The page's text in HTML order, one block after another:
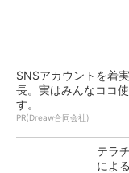
SNSアカウントを着
長。実はみんなココ
す。
PR(Dreaw合同会社)
テラ
によ